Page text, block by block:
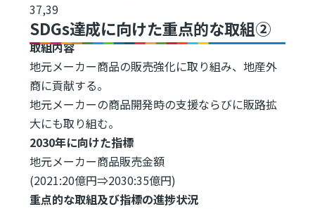
37,39
SDGs達成に向けた重点的な取組②
取組内容
地元メーカー商品の販売強化に取り組み、地産外
商に貢献する。
地元メーカーの商品開発時の支援ならびに販路拡
大にも取り組む。
2030年に向けた指標
地元メーカー商品販売金額
(2021:20億円⇒2030:35億円)
重点的な取組及び指標の進捗状況